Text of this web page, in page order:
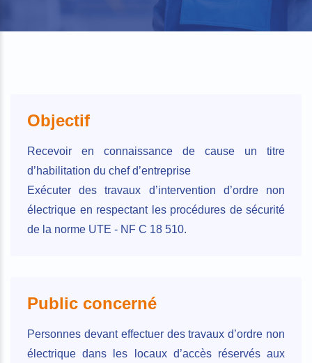
Objectif
Recevoir en connaissance de cause un titre
d’habilitation du chef d’entreprise
Exécuter des travaux d’intervention d’ordre non
électrique en respectant les procédures de sécurité
de la norme UTE - NF C 18 510.
Public concerné
Personnes devant effectuer des travaux d’ordre non
électrique dans les locaux d’accès réservés aux